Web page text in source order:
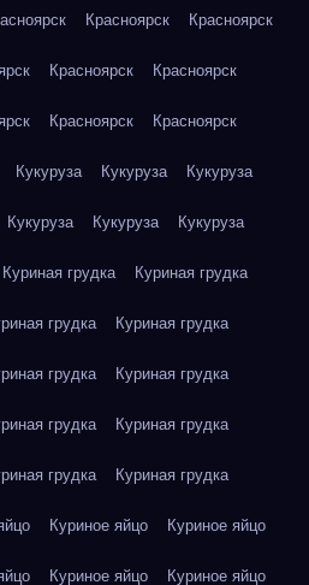
Красноярск Красноярск
Красноярск Красноярск
Красноярск Красноярск
Кукуруза Кукуруза Кукуруза
Кукуруза Кукуруза Кукуруза
Куриная грудка Куриная грудка
грудка Куриная грудка
грудка Куриная грудка
грудка Куриная грудка
грудка Куриная грудка
Куриное яйцо Куриное яйцо
Куриное яйцо Куриное яйцо